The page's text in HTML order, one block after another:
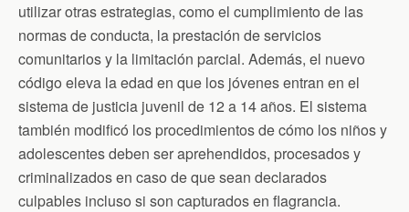
utilizar otras estrategias, como el cumplimiento de las
normas de conducta, la prestación de servicios
comunitarios y la limitación parcial. Además, el nuevo
código eleva la edad en que los jóvenes entran en el
sistema de justicia juvenil de 12 a 14 años. El sistema
también modificó los procedimientos de cómo los niños y
adolescentes deben ser aprehendidos, procesados ​​y
criminalizados en caso de que sean declarados
culpables incluso si son capturados en flagrancia.